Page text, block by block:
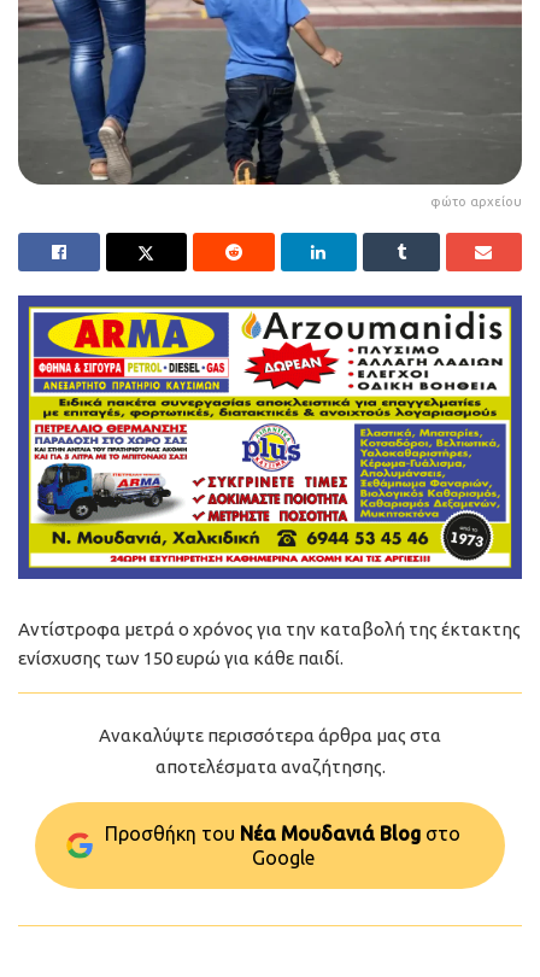
φώτο αρχείου
Αντίστροφα μετρά ο χρόνος για την καταβολή της έκτακτης
ενίσχυσης των 150 ευρώ για κάθε παιδί.
Ανακαλύψτε περισσότερα άρθρα μας στα
αποτελέσματα αναζήτησης.
Προσθήκη του Νέα Μουδανιά Blog στo
Google